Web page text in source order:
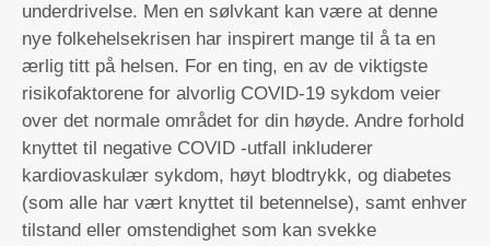
underdrivelse. Men en sølvkant kan være at denne
nye folkehelsekrisen har inspirert mange til å ta en
ærlig titt på helsen. For en ting, en av de viktigste
risikofaktorene for alvorlig COVID-19 sykdom veier
over det normale området for din høyde. Andre forhold
knyttet til negative COVID -utfall inkluderer
kardiovaskulær sykdom, høyt blodtrykk, og diabetes
(som alle har vært knyttet til betennelse), samt enhver
tilstand eller omstendighet som kan svekke